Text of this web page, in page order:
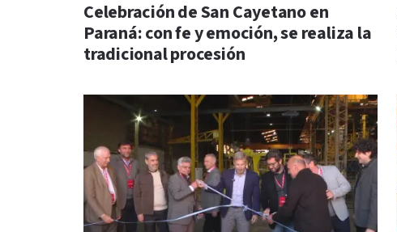
Celebración de San Cayetano en
Paraná: con fe y emoción, se realiza la
tradicional procesión